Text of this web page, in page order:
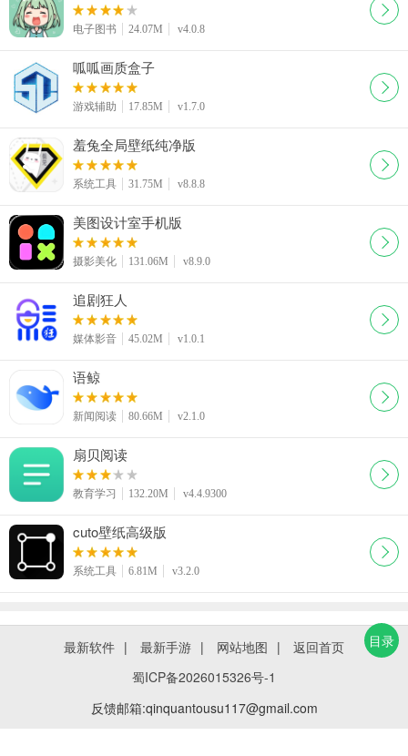
电子图书 24.07M v4.0.8
呱呱画质盒子
游戏辅助 17.85M v1.7.0
羞兔全局壁纸纯净版
系统工具 31.75M v8.8.8
美图设计室手机版
摄影美化 131.06M v8.9.0
追剧狂人
媒体影音 45.02M v1.0.1
语鲸
新闻阅读 80.66M v2.1.0
扇贝阅读
教育学习 132.20M v4.4.9300
cuto壁纸高级版
系统工具 6.81M v3.2.0
最新软件 | 最新手游 | 网站地图 |
返回首页
蜀ICP备2026015326号-1
反馈邮箱:qinquantousu117@gmail.com
目录